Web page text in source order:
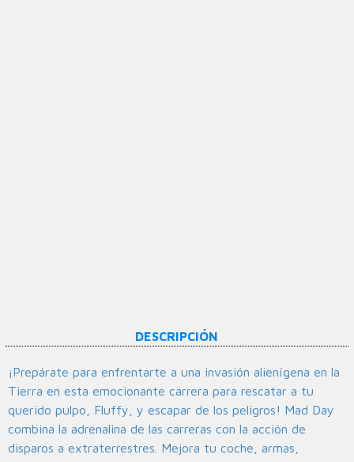
DESCRIPCIÓN
¡Prepárate para enfrentarte a una invasión alienígena en la
Tierra en esta emocionante carrera para rescatar a tu
querido pulpo, Fluffy, y escapar de los peligros! Mad Day
combina la adrenalina de las carreras con la acción de
disparos a extraterrestres. Mejora tu coche, armas,